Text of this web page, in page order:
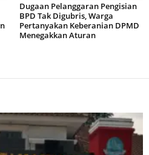
Dugaan Pelanggaran Pengisian
BPD Tak Digubris, Warga
Pertanyakan Keberanian DPMD
Menegakkan Aturan